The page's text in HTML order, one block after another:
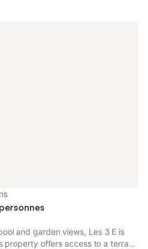
and garden views, Les 3 E is
property offers access to a terrace